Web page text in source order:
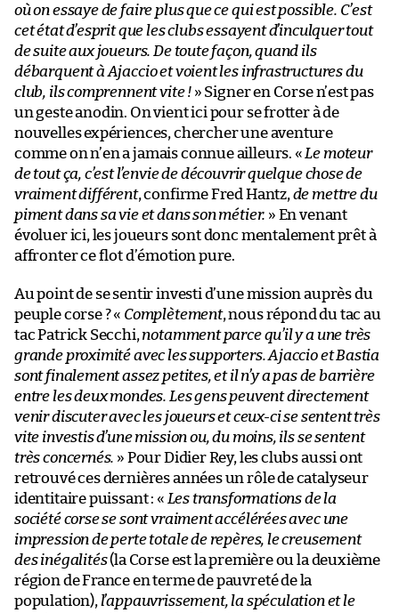
où on essaye de faire plus que ce qui est possible. C’est
cet état d’esprit que les clubs essayent d’inculquer tout
de suite aux joueurs. De toute façon, quand ils
débarquent à Ajaccio et voient les infrastructures du
club, ils comprennent vite !» Signer en Corse n’est pas
un geste anodin. On vient ici pour se frotter à de
nouvelles expériences, chercher une aventure
comme on n’en a jamais connue ailleurs. « Le moteur
de tout ça, c’est l’envie de découvrir quelque chose de
vraiment différent, confirme Fred Hantz, de mettre du
piment dans sa vie et dans son métier. » En venant
évoluer ici, les joueurs sont donc mentalement prêt à
affronter ce flot d’émotion pure.
Au point de se sentir investi d’une mission auprès du
peuple corse ? « Complètement, nous répond du tac au
tac Patrick Secchi, notamment parce qu’il y a une très
grande proximité avec les supporters. Ajaccio et Bastia
sont finalement assez petites, et il n’y a pas de barrière
entre les deux mondes. Les gens peuvent directement
venir discuter avec les joueurs et ceux-ci se sentent très
vite investis d’une mission ou, du moins, ils se sentent
très concernés. » Pour Didier Rey, les clubs aussi ont
retrouvé ces dernières années un rôle de catalyseur
identitaire puissant : « Les transformations de la
société corse se sont vraiment accélérées avec une
impression de perte totale de repères, le creusement
des inégalités(la Corse est la première ou la deuxième
région de France en terme de pauvreté de la
population), l’appauvrissement, la spéculation et le